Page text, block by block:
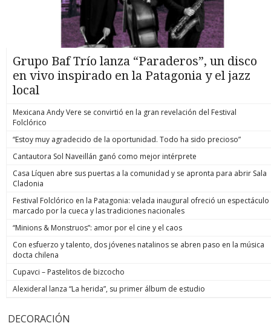
Grupo Baf Trío lanza “Paraderos”, un disco
en vivo inspirado en la Patagonia y el jazz
local
Mexicana Andy Vere se convirtió en la gran revelación del Festival
Folclórico
“Estoy muy agradecido de la oportunidad. Todo ha sido precioso”
Cantautora Sol Naveillán ganó como mejor intérprete
Casa Líquen abre sus puertas a la comunidad y se apronta para abrir Sala
Cladonia
Festival Folclórico en la Patagonia: velada inaugural ofreció un espectáculo
marcado por la cueca y las tradiciones nacionales
“Minions & Monstruos”: amor por el cine y el caos
Con esfuerzo y talento, dos jóvenes natalinos se abren paso en la música
docta chilena
Cupavci – Pastelitos de bizcocho
Alexideral lanza “La herida”, su primer álbum de estudio
DECORACIÓN